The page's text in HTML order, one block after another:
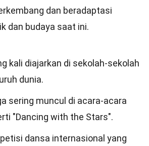
dan beradaptasi
dan budaya saat ini.
kali diajarkan di sekolah-sekolah
dunia.
sering muncul di acara-acara
"Dancing with the Stars".
dansa internasional yang